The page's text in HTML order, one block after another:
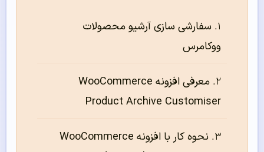
سفارشی سازی آرشیو محصولات
ووکامرس
معرفی افزونه WooCommerce
Product Archive Customiser
نحوه کار با افزونه WooCommerce